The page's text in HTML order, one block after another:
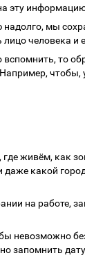
эту
мы
человека и
вспомнить, то
чтобы,
живём, как
какой
на работе,
невозможно
запомнить